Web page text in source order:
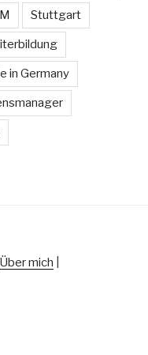
Stuttgart
in Germany
Über mich